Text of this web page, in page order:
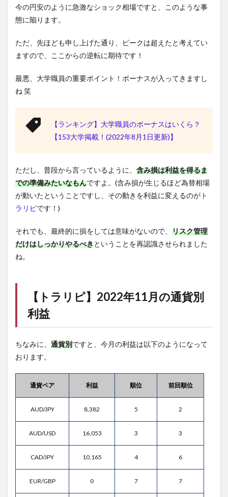
今の円安のように急激なショック相場ですと、このような事
態に陥ります。
ただ、先ほども申し上げた通り、ピークは超えたと考えてい
ますので、ここからの逆転に期待です！
最悪、大学職員の重要ポイント！ボーナスが入ってきますし
ね 笑
【ランキング】大学職員のボーナスはいくら？
【153大学掲載！(2022年8月1日更新)】
ただし、普段から言っているように、 含み損は利益を得るま
での準備みたいなもんですよ。(含み損が生じるほど為替相場
が動いたということですし、その動きを利益に変えるのが ト
ラリピです！)
それでも、最終的に損をしては意味がないので、 リスク管理
だけはしっかりやるべきということを再認識させられました
ね。
【 トラリピ】2022年11月の通貨別
利益
ちなみに、 通貨別ですと、今月の利益は以下のようになって
おります。
通貨ペア 利益 順位 前回順位
AUD/JPY 8,382 5 2
AUD/USD 16,053 3 3
CAD/JPY 10,165 4 6
EUR/GBP 0 7 7